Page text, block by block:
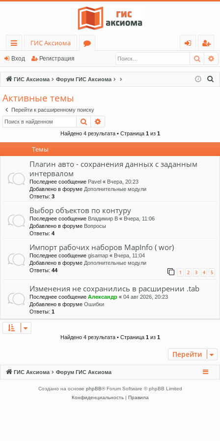
с
ы
лк
и
ГИС Аксиома
ру
м
д
ег
ис
тр
Вход Регистрация
ГИС Аксиома Форум ГИС Аксиома
Активные темы
Перейти к расширенному поиску
Поиск
Найдено 4 результата • Страница 1из 1
Темы
Плагин авто - сохранения данных с заданным
интервалом
Последнее сообщение Pavel « Вчера, 20:23
Добавлено в форуме Дополнительные модули
Ответы: 3
Выбор объектов по контуру
Последнее сообщение Владимир В « Вчера, 11:06
Добавлено в форуме Вопросы
Ответы: 4
Импорт рабочих наборов MapInfo ( wor)
Последнее сообщение gisamap « Вчера, 11:04
Добавлено в форуме Дополнительные модули
Ответы: 44 1 2 3 4 5
Изменения не сохранились в расширении .tab
Последнее сообщение Александр « 04 авг 2026, 20:23
Добавлено в форуме Ошибки
Ответы: 1
Найдено 4 результата • Страница 1из 1
Перейти
ГИС Аксиома Форум ГИС Аксиома
Создано на основе phpBB® Forum Software © phpBB Limited
Конфиденциальность| Правила